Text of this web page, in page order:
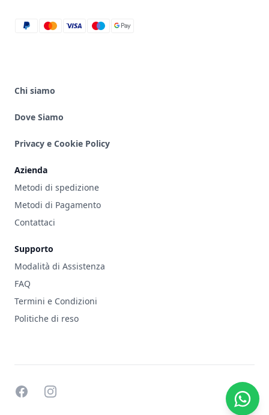
paypal
mastercard
visa
maestro
google_pay
Chi siamo
Dove Siamo
Privacy e Cookie Policy
Azienda
Metodi di spedizione
Metodi di Pagamento
Contattaci
Supporto
Modalità di Assistenza
FAQ
Termini e Condizioni
Politiche di reso
facebookinstagram